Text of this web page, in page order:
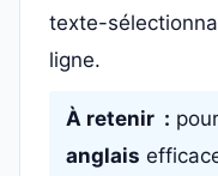
texte-
ligne.
À retenir :
anglais